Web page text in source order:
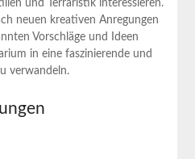
und Terraristik interessieren.
neuen kreativen Anregungen
Vorschläge und Ideen
in eine ​faszinierende und
verwandeln.